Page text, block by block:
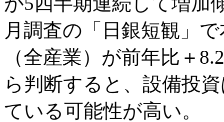
月調査の「日銀短観」
（全産業）が前年比＋
ら判断すると、設備投
ている可能性が高い。